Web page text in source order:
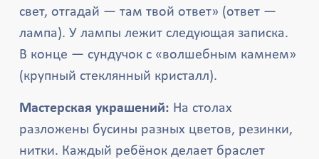
свет, отгадай — там твой ответ» (ответ —
лампа). У лампы лежит следующая записка.
В конце — сундучок с «волшебным камнем»
(крупный стеклянный кристалл).
Мастерская украшений: На столах
разложены бусины разных цветов, резинки,
нитки. Каждый ребёнок делает браслет